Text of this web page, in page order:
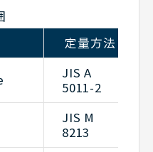
定量方法
JIS A
5011-2
JIS M
8213